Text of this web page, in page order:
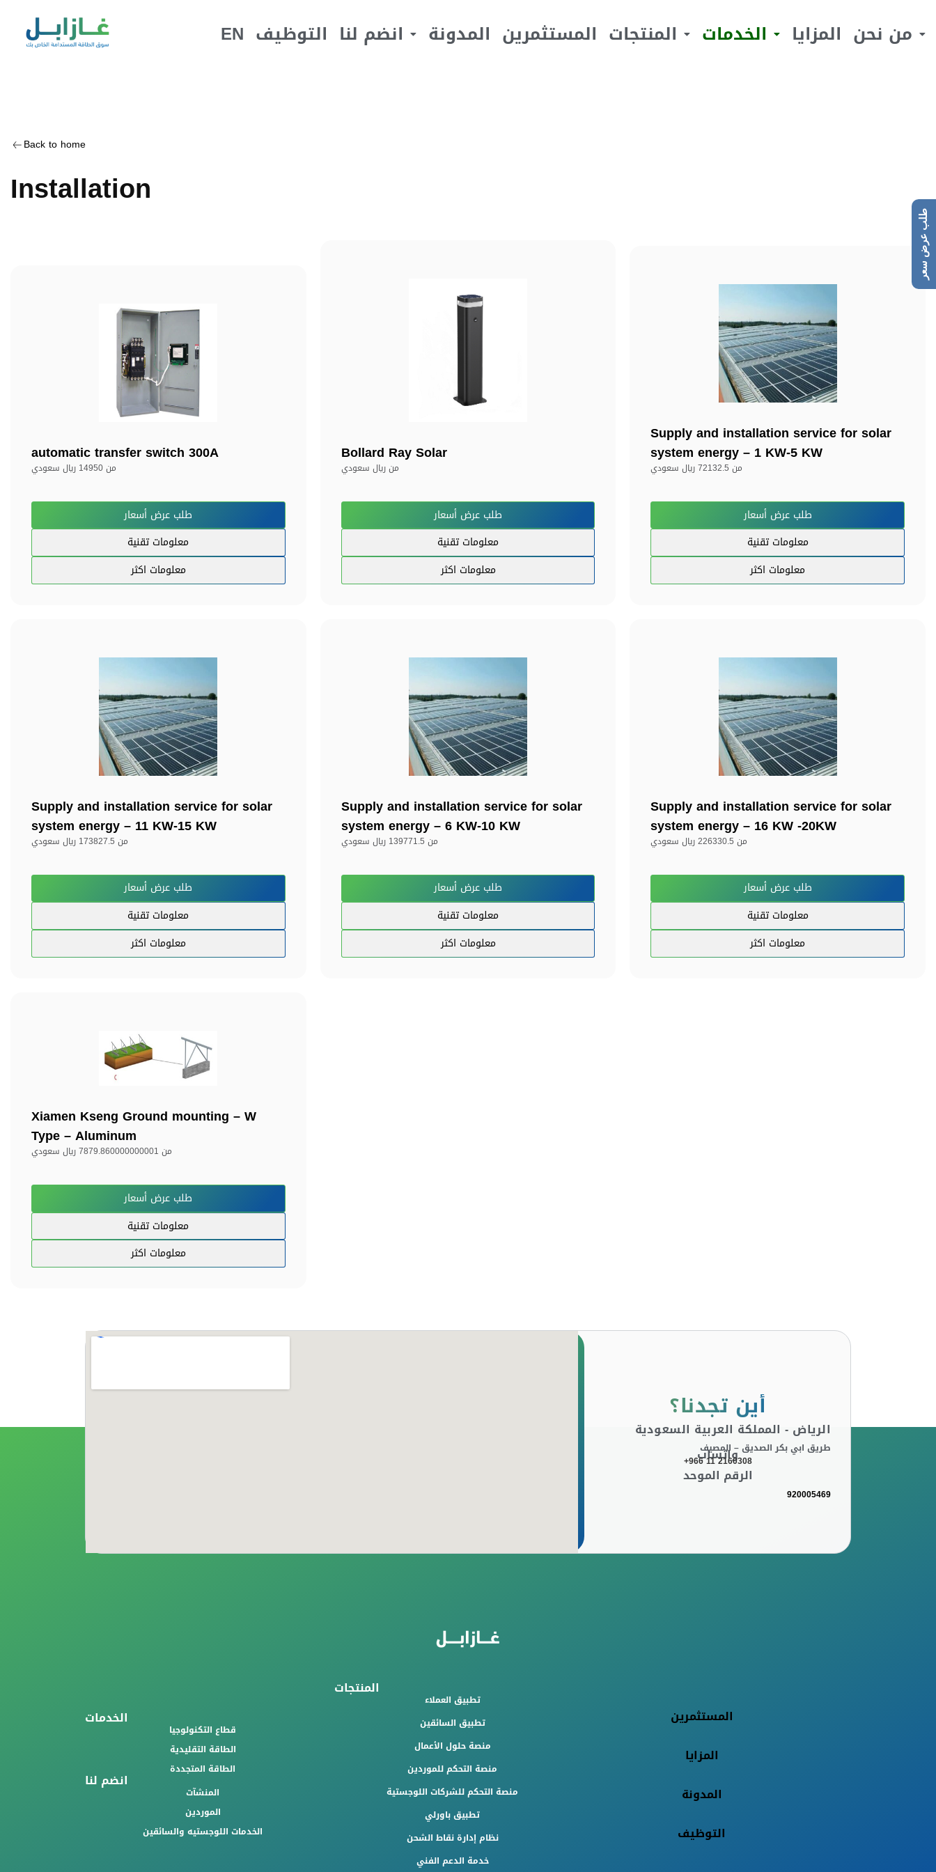
EN التوظيف انضم لنا المدونة المستثمرين المنتجات الخدمات المزايا من نحن
Back to home
Installation
automatic transfer switch 300A
من14950 ريال سعودي
طلب عرض أسعار
معلومات تقنية
معلومات اكثر
Bollard Ray Solar
منريال سعودي
طلب عرض أسعار
معلومات تقنية
معلومات اكثر
Supply and installation service for solar
system energy – 1 KW-5 KW
من 72132.5 ريال سعودي
طلب عرض أسعار
معلومات تقنية
معلومات اكثر
Supply and installation service for solar
system energy – 11 KW-15 KW
من 173827.5 ريال سعودي
طلب عرض أسعار
معلومات تقنية
معلومات اكثر
Supply and installation service for solar
system energy – 6 KW-10 KW
من 139771.5 ريال سعودي
طلب عرض أسعار
معلومات تقنية
معلومات اكثر
Supply and installation service for solar
system energy – 16 KW -20KW
من 226330.5 ريال سعودي
طلب عرض أسعار
معلومات تقنية
معلومات اكثر
Xiamen Kseng Ground mounting – W
Type – Aluminum
من 7879.860000000001 ريال سعودي
طلب عرض أسعار
معلومات تقنية
معلومات اكثر
أين تجدنا؟
الرياض - المملكة العربية السعودية
طريق ابي بكر الصديق – المصيف
واتساب
+966 11 2160308
الرقم الموحد
920005469
الخدمات
قطاع التكنولوجيا
الطاقة التقليدية
الطاقة المتجددة
انضم لنا
المنشآت
الموردين
الخدمات اللوجستيه والسائقين
المنتجات
تطبيق العملاء
تطبيق السائقين
منصة حلول الأعمال
منصة التحكم للموردين
منصة التحكم للشركات اللوجستية
تطبيق باورلي
نظام إدارة نقاط الشحن
خدمة الدعم الفني
المستثمرين
المزايا
المدونة
التوظيف
طلب عرض سعر